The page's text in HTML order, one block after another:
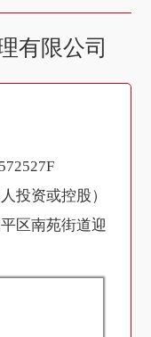
有限公司
投资或控股）
区南苑街道迎